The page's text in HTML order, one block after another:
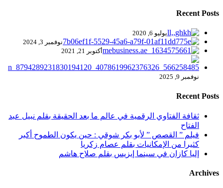
Recent Posts
يوليو 6, 2020
نوفمبر 3, 2024
أكتوبر 21, 2021
نوفمبر 9, 2025
Recent Posts
ثقافة الفتاوي الرقمية في عالم ما بعد الحقيقة بقلم نبيل عبد
الفتاح
فيلم ” القصص ” لأبو بكر شوقي : حين يكون الطموح أكبر
كثيرا من الإمكانيات بقلم عصام زكريا
إليا كازان في سينما إيزيس بقلم صلاح هاشم
Archives